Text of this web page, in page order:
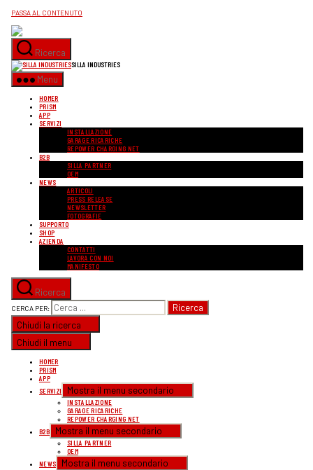
PASSA AL CONTENUTO
Ricerca
SILLA INDUSTRIES
Menu
HOMER
PRISM
APP
SERVIZI
INSTALLAZIONE
GARAGE RICARICHE
REPOWER CHARGING NET
B2B
SILLA PARTNER
OEM
NEWS
ARTICOLI
PRESS RELEASE
NEWSLETTER
FOTOGRAFIE
SUPPORTO
SHOP
AZIENDA
CONTATTI
LAVORA CON NOI
MANIFESTO
Ricerca
CERCA PER:
Chiudi la ricerca
Chiudi il menu
HOMER
PRISM
APP
SERVIZI
Mostra il menu secondario
INSTALLAZIONE
GARAGE RICARICHE
REPOWER CHARGING NET
B2B
Mostra il menu secondario
SILLA PARTNER
OEM
NEWS
Mostra il menu secondario